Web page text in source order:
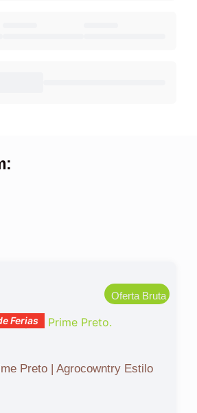
Oferta Bruta
Ferias
Ferias
Preto | Agrocowntry Estilo